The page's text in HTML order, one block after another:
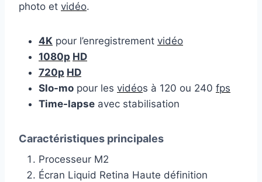
photo et vidéo.
4K pour l’enregistrement vidéo
1080p HD
720p HD
Slo-mo pour les vidéos à 120 ou 240 fps
Time-lapse avec stabilisation
Caractéristiques principales
Processeur M2
Écran Liquid Retina Haute définition